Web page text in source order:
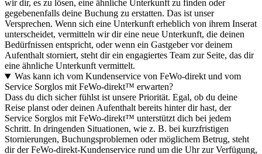
wir dir, es zu lösen, eine ähnliche Unterkunft zu finden oder
gegebenenfalls deine Buchung zu erstatten. Das ist unser
Versprechen. Wenn sich eine Unterkunft erheblich von ihrem Inserat
unterscheidet, vermitteln wir dir eine neue Unterkunft, die deinen
Bedürfnissen entspricht, oder wenn ein Gastgeber vor deinem
Aufenthalt storniert, steht dir ein engagiertes Team zur Seite, das dir
eine ähnliche Unterkunft vermittelt.
Was kann ich vom Kundenservice von FeWo-direkt und vom
Service Sorglos mit FeWo-direkt™ erwarten?
Dass du dich sicher fühlst ist unsere Priorität. Egal, ob du deine
Reise planst oder deinen Aufenthalt bereits hinter dir hast, der
Service Sorglos mit FeWo-direkt™ unterstützt dich bei jedem
Schritt. In dringenden Situationen, wie z. B. bei kurzfristigen
Stornierungen, Buchungsproblemen oder möglichem Betrug, steht
dir der FeWo-direkt-Kundenservice rund um die Uhr zur Verfügung,